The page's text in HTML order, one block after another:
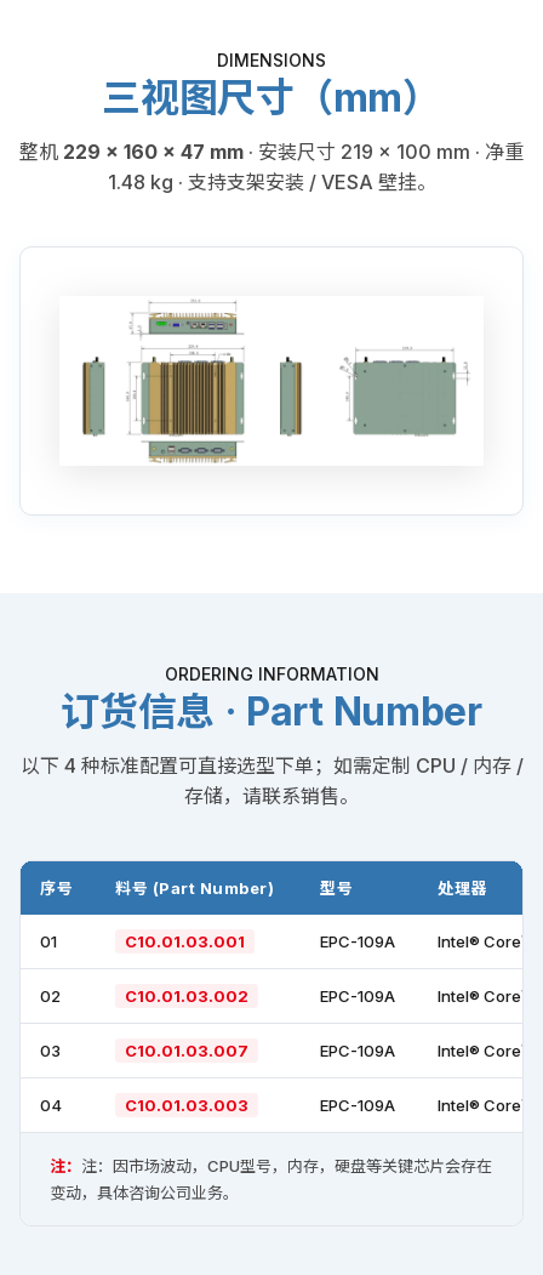
DIMENSIONS
三视图尺寸（mm）
整机 229 × 160 × 47 mm · 安装尺寸 219 × 100 mm · 净重
1.48 kg · 支持支架安装 / VESA 壁挂。
ORDERING INFORMATION
订货信息 · Part Number
以下 4 种标准配置可直接选型下单；如需定制 CPU / 内存 /
存储，请联系销售。
序号 料号 (Part Number) 型号 处理器
01 C10.01.03.001 EPC-109A Intel® Core™
02 C10.01.03.002 EPC-109A Intel® Core™
03 C10.01.03.007 EPC-109A Intel® Core™
04 C10.01.03.003 EPC-109A Intel® Core™
注： 注：因市场波动，CPU型号，内存，硬盘等关键芯片会存在
变动，具体咨询公司业务。